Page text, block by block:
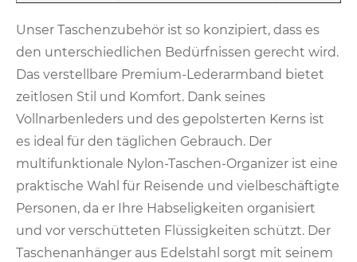
Unser Taschenzubehör ist so konzipiert, dass es
den unterschiedlichen Bedürfnissen gerecht wird.
Das verstellbare Premium-Lederarmband bietet
zeitlosen Stil und Komfort. Dank seines
Vollnarbenleders und des gepolsterten Kerns ist
es ideal für den täglichen Gebrauch. Der
multifunktionale Nylon-Taschen-Organizer ist eine
praktische Wahl für Reisende und vielbeschäftigte
Personen, da er Ihre Habseligkeiten organisiert
und vor verschütteten Flüssigkeiten schützt. Der
Taschenanhänger aus Edelstahl sorgt mit seinem